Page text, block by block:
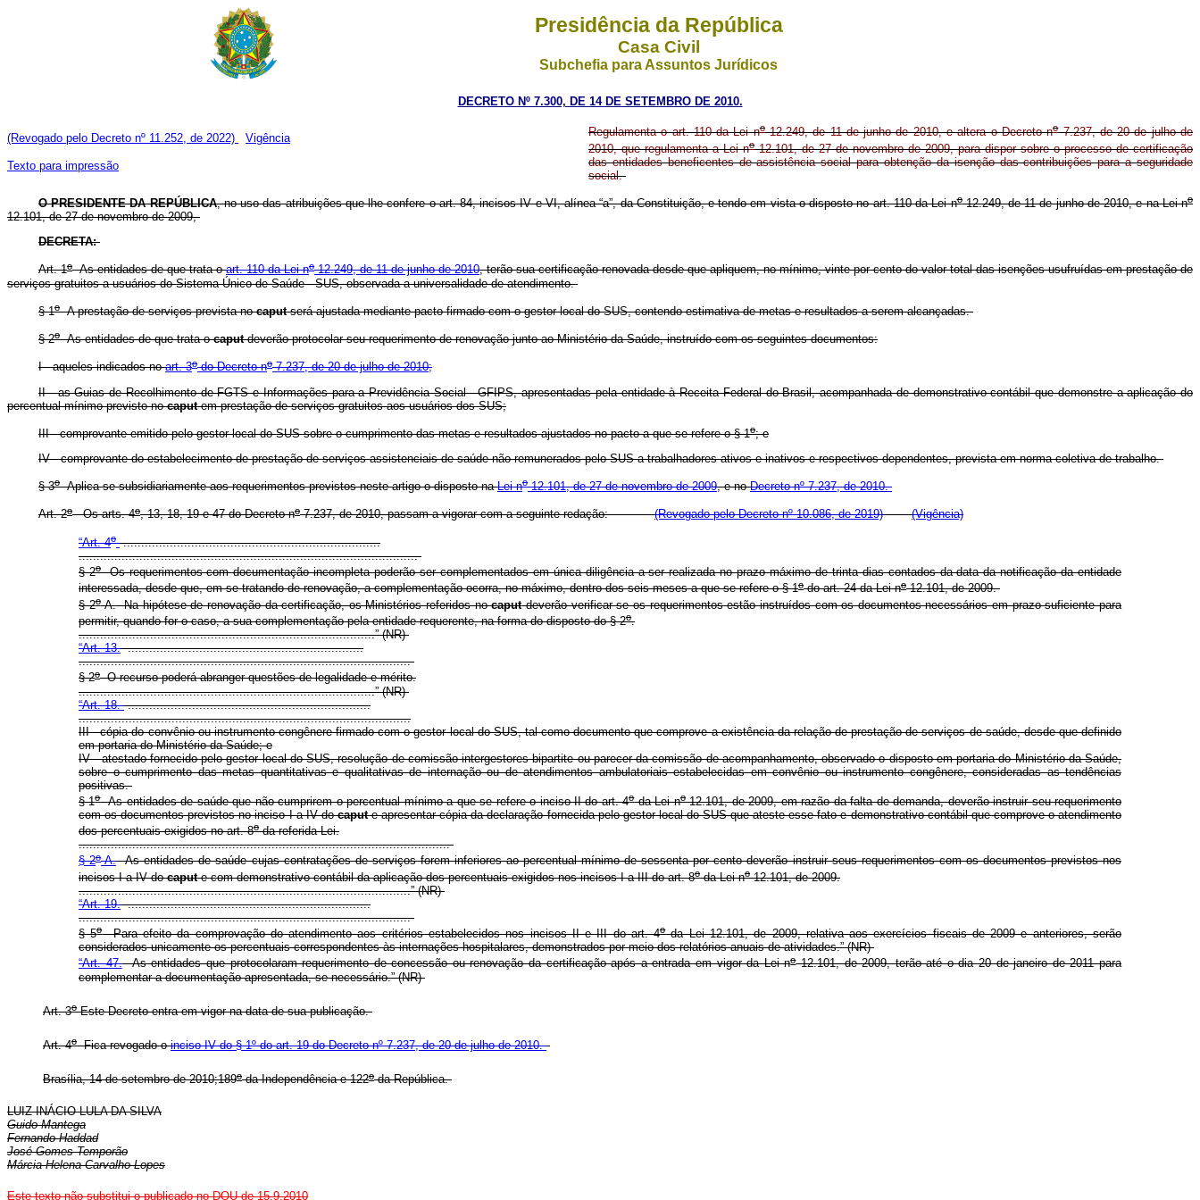
Presidência da República
Casa Civil
Subchefia para Assuntos Jurídicos
DECRETO Nº 7.300, DE 14 DE SETEMBRO DE 2010.
(Revogado pelo Decreto nº 11.252, de 2022) Vigência
Texto para impressão
Regulamenta o art. 110 da Lei no12.249, de 11 de junho de 2010, e altera o Decreto no7.237, de 20 de julho de
2010, que regulamenta a Lei no12.101, de 27 de novembro de 2009, para dispor sobre o processo de certificação
das entidades beneficentes de assistência social para obtenção da isenção das contribuições para a seguridade
social.
O PRESIDENTE DA REPÚBLICA, no uso das atribuições que lhe confere o art. 84, incisos IV e VI, alínea “a”, da Constituição, e tendo em vista o disposto no art. 110 da Lei no12.249, de 11 de junho de 2010, e na Lei no
12.101, de 27 de novembro de 2009,
DECRETA:
Art. 1oAs entidades de que trata oart. 110 da Lei no12.249, de 11 de junho de 2010, terão sua certificação renovada desde que apliquem, no mínimo, vinte por cento do valor total das isenções usufruídas em prestação de
serviços gratuitos a usuários do Sistema Único de Saúde - SUS, observada a universalidade de atendimento.
§ 1oA prestação de serviços prevista nocaputserá ajustada mediante pacto firmado com o gestor local do SUS, contendo estimativa de metas e resultados a serem alcançadas.
§ 2oAs entidades de que trata ocaputdeverão protocolar seu requerimento de renovação junto ao Ministério da Saúde, instruído com os seguintes documentos:
I - aqueles indicados noart. 3odo Decreto no7.237, de 20 de julho de 2010;
II - as Guias de Recolhimento de FGTS e Informações para a Previdência Social - GFIPS, apresentadas pela entidade à Receita Federal do Brasil, acompanhada de demonstrativo contábil que demonstre a aplicação do
percentual mínimo previsto nocaputem prestação de serviços gratuitos aos usuários dos SUS;
III - comprovante emitido pelo gestor local do SUS sobre o cumprimento das metas e resultados ajustados no pacto a que se refere o § 1o; e
IV - comprovante do estabelecimento de prestação de serviços assistenciais de saúde não remunerados pelo SUS a trabalhadores ativos e inativos e respectivos dependentes, prevista em norma coletiva de trabalho.
§ 3oAplica-se subsidiariamente aos requerimentos previstos neste artigo o disposto naLei no12.101, de 27 de novembro de 2009, e noDecreto nº 7.237, de 2010.
Art. 2oOs arts. 4o, 13, 18, 19 e 47 do Decreto no7.237, de 2010, passam a vigorar com a seguinte redação: (Revogado pelo Decreto nº 10.086, de 2019) (Vigência)
“Art. 4o ........................................................................
...............................................................................................
§ 2oOs requerimentos com documentação incompleta poderão ser complementados em única diligência a ser realizada no prazo máximo de trinta dias contados da data da notificação da entidade
interessada, desde que, em se tratando de renovação, a complementação ocorra, no máximo, dentro dos seis meses a que se refere o § 1odo art. 24 da Lei no12.101, de 2009.
§ 2o-A. Na hipótese de renovação da certificação, os Ministérios referidos nocaputdeverão verificar se os requerimentos estão instruídos com os documentos necessários em prazo suficiente para
permitir, quando for o caso, a sua complementação pela entidade requerente, na forma do disposto do § 2o.
...................................................................................” (NR)
“Art. 13...................................................................
.............................................................................................
§ 2oO recurso poderá abranger questões de legalidade e mérito.
...................................................................................” (NR)
“Art. 18.....................................................................
.............................................................................................
III - cópia do convênio ou instrumento congênerefirmado com o gestor local do SUS, tal como documento que comprove a existência da relação de prestação de serviços de saúde, desde que definido
em portaria do Ministério da Saúde; e
IV - atestado fornecido pelo gestor local do SUS,resolução de comissão intergestores bipartite ou parecer da comissão de acompanhamento, observado o disposto em portaria do Ministério da Saúde,
sobre o cumprimento das metas quantitativas e qualitativas de internação ou de atendimentos ambulatoriais estabelecidas em convênio ou instrumento congênere, consideradas as tendências
positivas.
§ 1oAs entidades de saúde que não cumprirem o percentual mínimo a que se refere o inciso II do art. 4oda Lei no12.101, de 2009, em razão da falta de demanda, deverão instruir seu requerimento
com os documentos previstos no inciso I a IV docapute apresentar cópia da declaração fornecida pelo gestor local do SUS que ateste esse fato e demonstrativo contábil que comprove o atendimento
dos percentuais exigidos no art. 8oda referida Lei.
........................................................................................................
§ 2o-A.As entidades de saúde cujas contratações de serviços forem inferiores ao percentual mínimo de sessenta por cento deverão instruir seus requerimentos com os documentos previstos nos
incisos I a IV docapute com demonstrativo contábil da aplicação dos percentuais exigidos nos incisos I a III do art. 8oda Lei no12.101, de 2009.
.............................................................................................” (NR)
“Art. 19.....................................................................
.............................................................................................
§ 5oPara efeito da comprovação do atendimento aos critérios estabelecidos nos incisos II e III do art. 4oda Lei 12.101, de 2009, relativa aos exercícios fiscais de 2009 e anteriores, serão
considerados unicamente os percentuais correspondentes às internações hospitalares, demonstrados por meio dos relatórios anuais de atividades.” (NR)
“Art. 47.As entidades que protocolaram requerimento de concessão ou renovação da certificação após a entrada em vigor da Lei no12.101, de 2009, terão até o dia 20 de janeiro de 2011 para
complementar a documentação apresentada, se necessário.” (NR)
Art. 3oEste Decreto entra em vigor na data de sua publicação.
Art. 4oFica revogado oinciso IV do § 1º do art. 19 do Decreto nº 7.237, de 20 de julho de 2010.
Brasília, 14 de setembro de 2010;189oda Independência e 122oda República.
LUIZ INÁCIO LULA DA SILVA
Guido Mantega
Fernando Haddad
José Gomes Temporão
Márcia Helena Carvalho Lopes
Este texto não substitui o publicado no DOU de 15.9.2010